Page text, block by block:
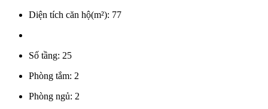
Diện tích căn hộ(m²): 77
Số tầng: 25
Phòng tắm: 2
Phòng ngủ: 2